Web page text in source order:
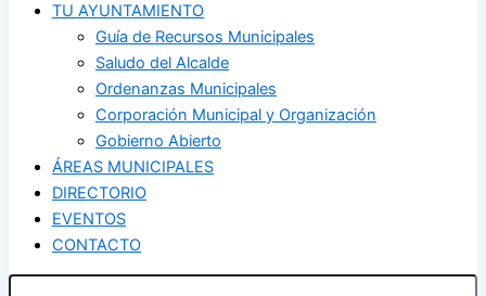
TU AYUNTAMIENTO
Guía de Recursos Municipales
Saludo del Alcalde
Ordenanzas Municipales
Corporación Municipal y Organización
Gobierno Abierto
ÁREAS MUNICIPALES
DIRECTORIO
EVENTOS
CONTACTO